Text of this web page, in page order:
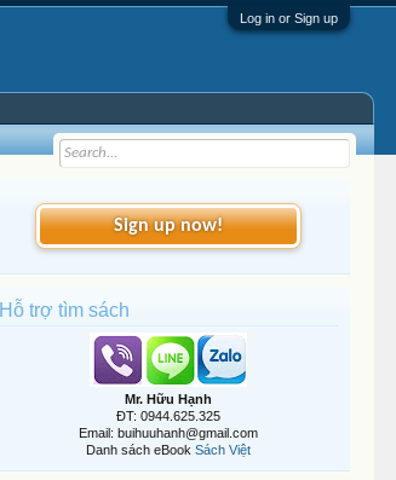
Log in or Sign up
Sign up now!
Hỗ trợ tìm sách
Mr. Hữu Hạnh
ĐT: 0944.625.325
Email: buihuuhanh@gmail.com
Danh sách eBook Sách Việt